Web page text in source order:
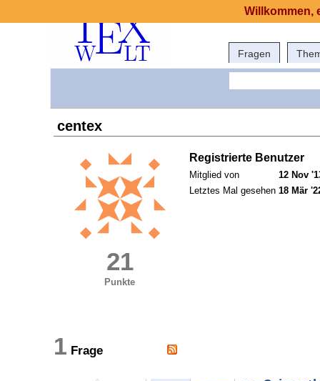
Fragen
centex
21
Punkte
Registrierte Benutzer
Mitglied von
12 Nov
Letztes Mal gesehen 18 Mär
1 Frage
Willkommen,